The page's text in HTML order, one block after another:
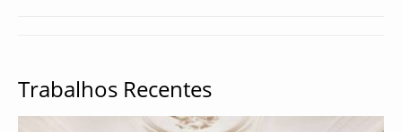
Trabalhos Recentes